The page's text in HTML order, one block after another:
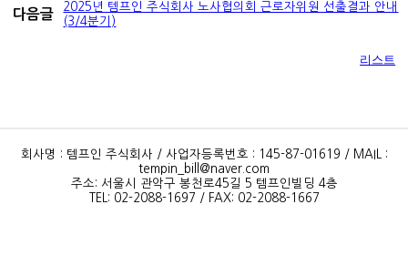
다음글
2025년 템프인 주식회사 노사협의회 근로자위원 선출결과 안내
(3/4분기)
리스트
회사명 : 템프인 주식회사 / 사업자등록번호 : 145-87-01619 / MAIL :
tempin_bill@naver.com
주소: 서울시 관악구 봉천로45길 5 템프인빌딩 4층
TEL: 02-2088-1697 / FAX: 02-2088-1667